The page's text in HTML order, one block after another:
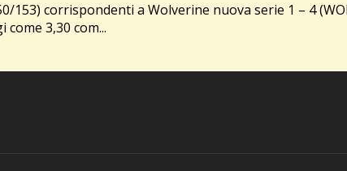
153) corrispondenti a Wolverine nuova serie 1 – 4
3,30 com...